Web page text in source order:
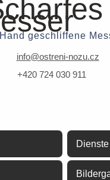
Hand geschliffene
info@ostreni-nozu.cz
+420 724 030 911
Dienste